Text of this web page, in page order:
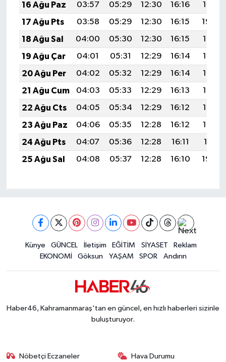
16 Ağu Paz
03:57 05:29 12:30 16:16
19:21
17 Ağu Pts
03:58 05:29 12:30 16:15
19:20
18 Ağu Sal
04:00 05:30 12:30 16:15
19:19
19 Ağu Çar
04:01 05:31 12:29 16:14
19:17
20 Ağu Per
04:02 05:32 12:29 16:14
19:16
21 Ağu Cum
04:03 05:33 12:29 16:13
19:15
22 Ağu Cts
04:05 05:34 12:29 16:12
19:13
23 Ağu Paz
04:06 05:35 12:28 16:12
19:12
24 Ağu Pts
04:07 05:36 12:28 16:11
19:11
25 Ağu Sal
04:08 05:37 12:28 16:10 19:09
Künye GÜNCEL İletişim EĞİTİM SİYASET
Reklam
EKONOMİ
Göksun YAŞAM SPOR Andırın
Haber46, Kahramanmaraş'tan en güncel, en hızlı haberleri sizinle
buluşturuyor.
Nöbetçi Eczaneler Hava Durumu
BİLİM VE TEKNOLOJİ
YARIŞMALAR
TANITIM
HABERDE İNSAN